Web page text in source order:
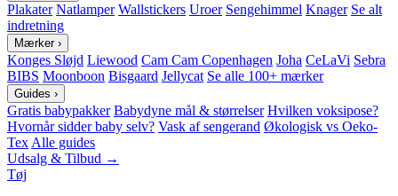
Plakater Natlamper Wallstickers Uroer Sengehimmel Knager Se alt
indretning
Mærker ›
Konges Sløjd Liewood Cam Cam Copenhagen Joha CeLaVi Sebra
BIBS Moonboon Bisgaard Jellycat Se alle 100+ mærker
Guides ›
Gratis babypakker Babydyne mål & størrelser Hvilken voksipose?
Hvornår sidder baby selv? Vask af sengerand Økologisk vs Oeko-
Tex Alle guides
Udsalg & Tilbud →
Tøj